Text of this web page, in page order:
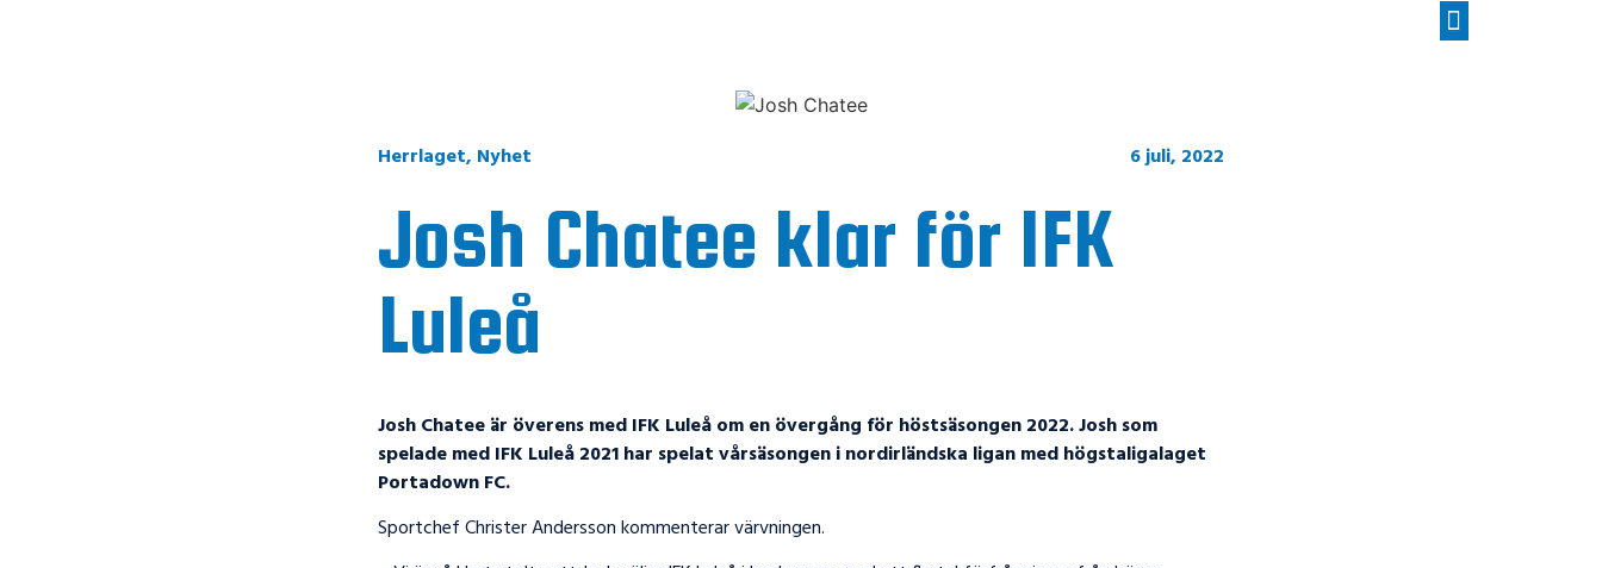
Herrlaget, Nyhet 6 juli, 2022
Josh Chatee klar för IFK
Luleå
Josh Chatee är överens med IFK Luleå om en övergång för höstsäsongen 2022. Josh som
spelade med IFK Luleå 2021 har spelat vårsäsongen i nordirländska ligan med högstaligalaget
Portadown FC.
Sportchef Christer Andersson kommenterar värvningen.